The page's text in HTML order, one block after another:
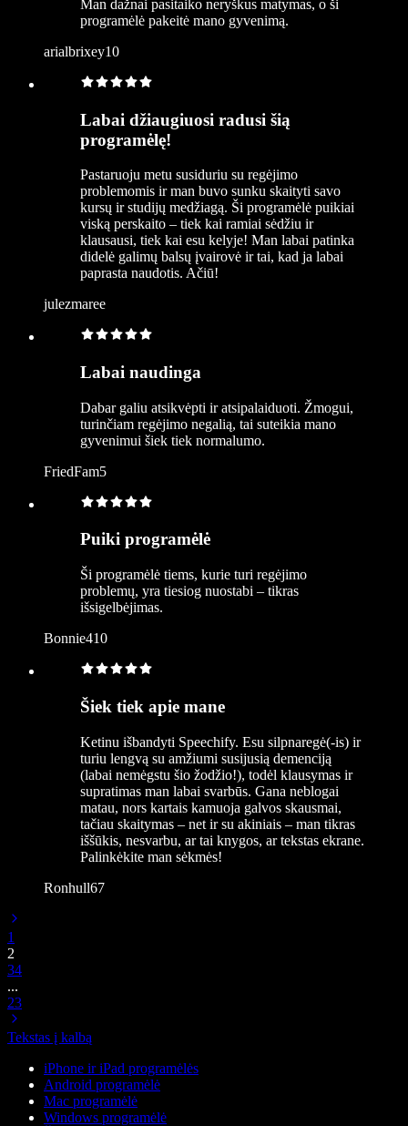
Man dažnai pasitaiko neryškus matymas, o ši
programėlė pakeitė mano gyvenimą.
arialbrixey10
Labai džiaugiuosi radusi šią
programėlę!
Pastaruoju metu susiduriu su regėjimo
problemomis ir man buvo sunku skaityti savo
kursų ir studijų medžiagą. Ši programėlė puikiai
viską perskaito – tiek kai ramiai sėdžiu ir
klausausi, tiek kai esu kelyje! Man labai patinka
didelė galimų balsų įvairovė ir tai, kad ja labai
paprasta naudotis. Ačiū!
julezmaree
Labai naudinga
Dabar galiu atsikvėpti ir atsipalaiduoti. Žmogui,
turinčiam regėjimo negalią, tai suteikia mano
gyvenimui šiek tiek normalumo.
FriedFam5
Puiki programėlė
Ši programėlė tiems, kurie turi regėjimo
problemų, yra tiesiog nuostabi – tikras
išsigelbėjimas.
Bonnie410
Šiek tiek apie mane
Ketinu išbandyti Speechify. Esu silpnaregė(-is) ir
turiu lengvą su amžiumi susijusią demenciją
(labai nemėgstu šio žodžio!), todėl klausymas ir
supratimas man labai svarbūs. Gana neblogai
matau, nors kartais kamuoja galvos skausmai,
tačiau skaitymas – net ir su akiniais – man tikras
iššūkis, nesvarbu, ar tai knygos, ar tekstas ekrane.
Palinkėkite man sėkmės!
Ronhull67
1
2
34
...
23
Tekstas į kalbą
iPhone ir iPad programėlės
Android programėlė
Mac programėlė
Windows programėlė